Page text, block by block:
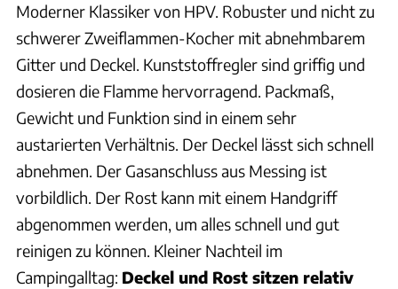
Moderner Klassiker von HPV. Robuster und nicht zu
schwerer Zweiflammen-Kocher mit abnehmbarem
Gitter und Deckel. Kunststoffregler sind griffig und
dosieren die Flamme hervorragend. Packmaß,
Gewicht und Funktion sind in einem sehr
austarierten Verhältnis. Der Deckel lässt sich schnell
abnehmen. Der Gasanschluss aus Messing ist
vorbildlich. Der Rost kann mit einem Handgriff
abgenommen werden, um alles schnell und gut
reinigen zu können. Kleiner Nachteil im
Campingalltag: Deckel und Rost sitzen relativ